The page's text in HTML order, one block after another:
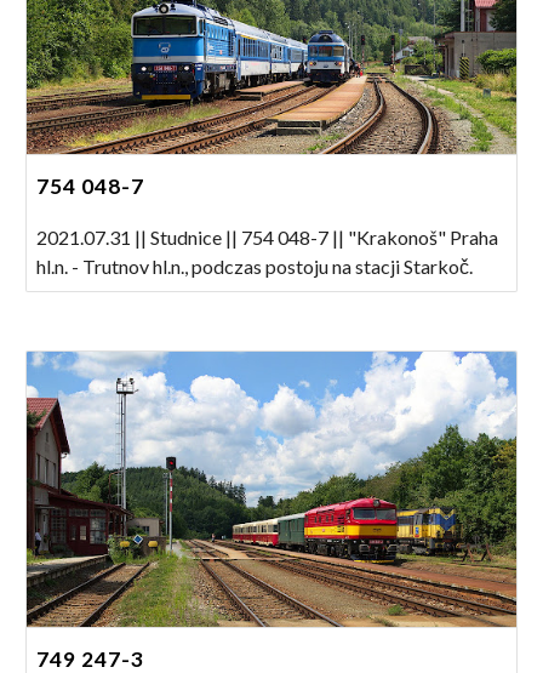
754 048-7
2021.07.31 || Studnice || 754 048-7 || "Krakonoš" Praha
hl.n. - Trutnov hl.n., podczas postoju na stacji Starkoč.
749 247-3